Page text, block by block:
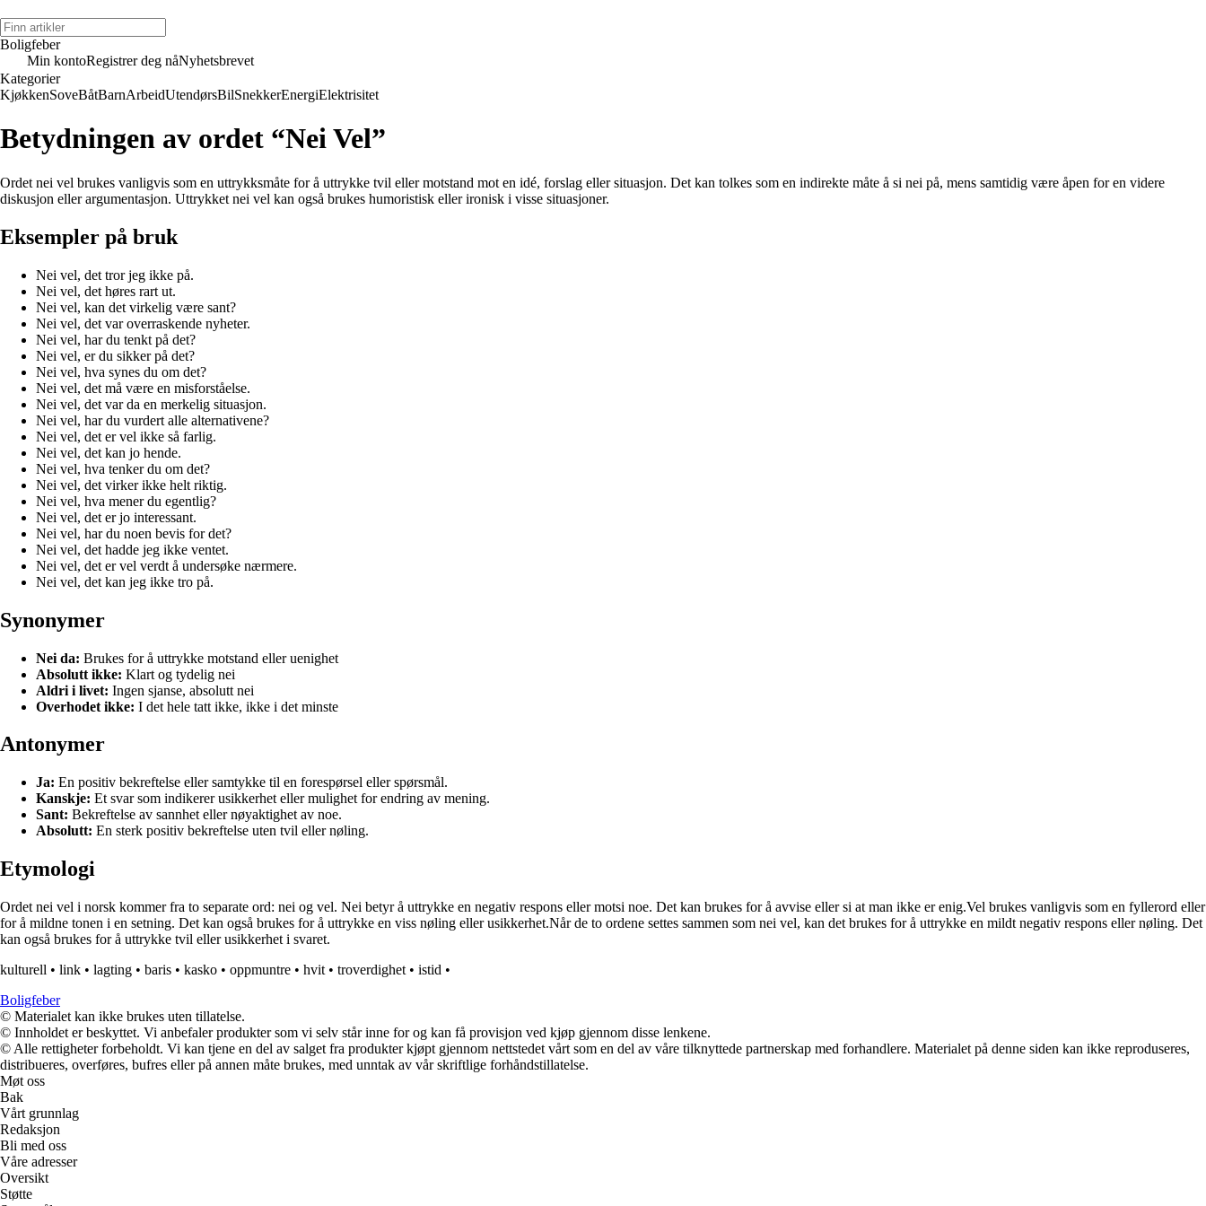
Boligfeber
Min kontoRegistrer deg nåNyhetsbrevet
Kategorier
KjøkkenSoveBåtBarnArbeidUtendørsBilSnekkerEnergiElektrisitet
Betydningen av ordet “Nei Vel”
Ordet nei vel brukes vanligvis som en uttrykksmåte for å uttrykke tvil eller motstand mot en idé, forslag eller situasjon. Det kan tolkes som en indirekte måte å si nei på, mens samtidig være åpen for en videre
diskusjon eller argumentasjon. Uttrykket nei vel kan også brukes humoristisk eller ironisk i visse situasjoner.
Eksempler på bruk
Nei vel, det tror jeg ikke på.
Nei vel, det høres rart ut.
Nei vel, kan det virkelig være sant?
Nei vel, det var overraskende nyheter.
Nei vel, har du tenkt på det?
Nei vel, er du sikker på det?
Nei vel, hva synes du om det?
Nei vel, det må være en misforståelse.
Nei vel, det var da en merkelig situasjon.
Nei vel, har du vurdert alle alternativene?
Nei vel, det er vel ikke så farlig.
Nei vel, det kan jo hende.
Nei vel, hva tenker du om det?
Nei vel, det virker ikke helt riktig.
Nei vel, hva mener du egentlig?
Nei vel, det er jo interessant.
Nei vel, har du noen bevis for det?
Nei vel, det hadde jeg ikke ventet.
Nei vel, det er vel verdt å undersøke nærmere.
Nei vel, det kan jeg ikke tro på.
Synonymer
Nei da: Brukes for å uttrykke motstand eller uenighet
Absolutt ikke: Klart og tydelig nei
Aldri i livet: Ingen sjanse, absolutt nei
Overhodet ikke: I det hele tatt ikke, ikke i det minste
Antonymer
Ja: En positiv bekreftelse eller samtykke til en forespørsel eller spørsmål.
Kanskje: Et svar som indikerer usikkerhet eller mulighet for endring av mening.
Sant: Bekreftelse av sannhet eller nøyaktighet av noe.
Absolutt: En sterk positiv bekreftelse uten tvil eller nøling.
Etymologi
Ordet nei vel i norsk kommer fra to separate ord: nei og vel. Nei betyr å uttrykke en negativ respons eller motsi noe. Det kan brukes for å avvise eller si at man ikke er enig.Vel brukes vanligvis som en fyllerord eller
for å mildne tonen i en setning. Det kan også brukes for å uttrykke en viss nøling eller usikkerhet.Når de to ordene settes sammen som nei vel, kan det brukes for å uttrykke en mildt negativ respons eller nøling. Det
kan også brukes for å uttrykke tvil eller usikkerhet i svaret.
kulturell • link • lagting • baris • kasko • oppmuntre • hvit • troverdighet • istid •
Boligfeber
© Materialet kan ikke brukes uten tillatelse.
© Innholdet er beskyttet. Vi anbefaler produkter som vi selv står inne for og kan få provisjon ved kjøp gjennom disse lenkene.
© Alle rettigheter forbeholdt. Vi kan tjene en del av salget fra produkter kjøpt gjennom nettstedet vårt som en del av våre tilknyttede partnerskap med forhandlere. Materialet på denne siden kan ikke reproduseres,
distribueres, overføres, bufres eller på annen måte brukes, med unntak av vår skriftlige forhåndstillatelse.
Møt oss
Bak
Vårt grunnlag
Redaksjon
Bli med oss
Våre adresser
Oversikt
Støtte